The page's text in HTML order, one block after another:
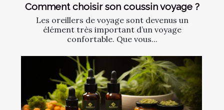
Comment choisir son coussin voyage ?
Les oreillers de voyage sont devenus un
élément très important d’un voyage
confortable. Que vous...